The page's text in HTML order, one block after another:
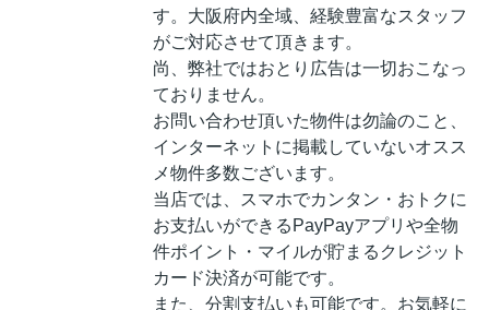
す。大阪府内全域、経験豊富なスタッフ
がご対応させて頂きます。
尚、弊社ではおとり広告は一切おこなっ
ておりません。
お問い合わせ頂いた物件は勿論のこと、
インターネットに掲載していないオスス
メ物件多数ございます。
当店では、スマホでカンタン・おトクに
お支払いができるPayPayアプリや全物
件ポイント・マイルが貯まるクレジット
カード決済が可能です。
また、分割支払いも可能です。お気軽に